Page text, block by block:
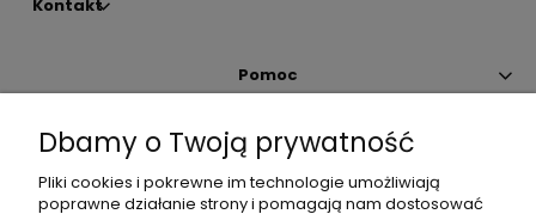
Kontakt
Pomoc
Moje konto
Dbamy o Twoją prywatność
Pliki cookies i pokrewne im technologie umożliwiają
poprawne działanie strony i pomagają nam dostosować